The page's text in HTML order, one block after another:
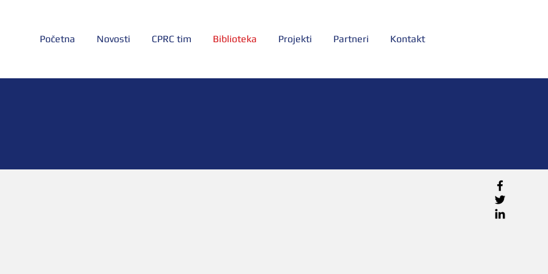
Početna Novosti CPRC tim Biblioteka Projekti Partneri Kontakt
smjernice